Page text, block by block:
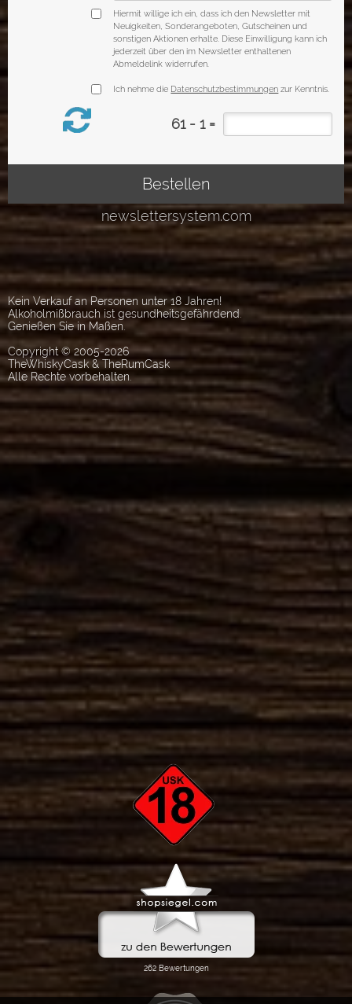
Kein Verkauf an Personen unter 18 Jahren!
Alkoholmißbrauch ist gesundheitsgefährdend.
Genießen Sie in Maßen.
Copyright © 2005-2026
TheWhiskyCask & TheRumCask
Alle Rechte vorbehalten.